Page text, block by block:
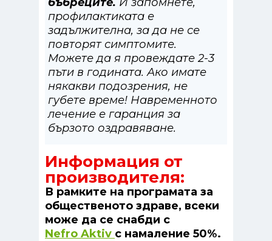
профилактиката е
задължителна, за да не се
повторят симптомите.
Можете да я провеждате 2-3
пъти в годината. Ако имате
някакви подозрения, не
губете време! Навременното
лечение е гаранция за
бързото оздравяване.
Информация от
производителя:
В рамките на програмата за
общественото здраве, всеки
може да се снабди с
Nefro Aktiv с намаление 50%.